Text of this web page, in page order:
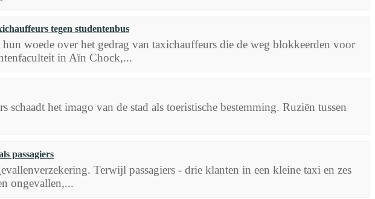
tegen studentenbus
woede over het gedrag van taxichauffeurs die de weg blokkeerden voor
in Aïn Chock,...
het imago van de stad als toeristische bestemming. Ruziën tussen
passagiers
Terwijl passagiers - drie klanten in een kleine taxi en zes
ongevallen,...